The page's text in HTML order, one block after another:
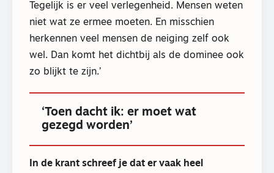
Tegelijk is er veel verlegenheid. Mensen weten
niet wat ze ermee moeten. En misschien
herkennen veel mensen de neiging zelf ook
wel. Dan komt het dichtbij als de dominee ook
zo blijkt te zijn.’
‘Toen dacht ik: er moet wat
gezegd worden’
In de krant schreef je dat er vaak heel